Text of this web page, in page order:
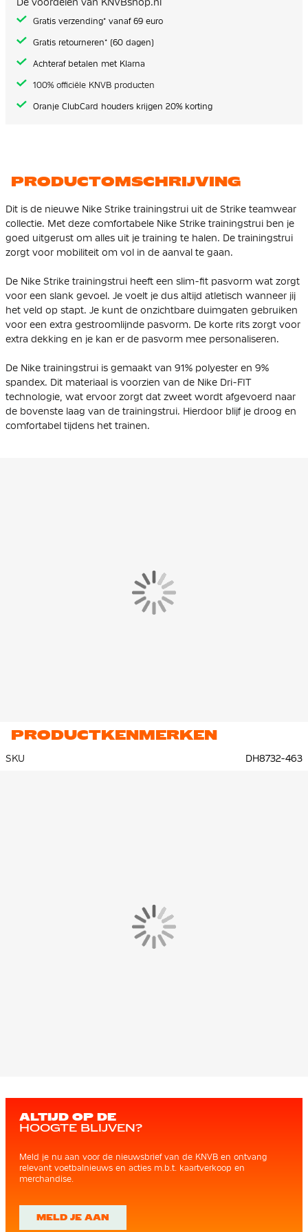
gallerij
Gratis verzending* vanaf 69 euro
Gratis retourneren* (60 dagen)
Achteraf betalen met Klarna
100% officiële KNVB producten
Oranje ClubCard houders krijgen 20% korting
PRODUCTOMSCHRIJVING
Dit is de nieuwe Nike Strike trainingstrui uit de Strike teamwear
collectie. Met deze comfortabele Nike Strike trainingstrui ben je
goed uitgerust om alles uit je training te halen. De trainingstrui
zorgt voor mobiliteit om vol in de aanval te gaan.
De Nike Strike trainingstrui heeft een slim-fit pasvorm wat zorgt
voor een slank gevoel. Je voelt je dus altijd atletisch wanneer jij
het veld op stapt. Je kunt de onzichtbare duimgaten gebruiken
voor een extra gestroomlijnde pasvorm. De korte rits zorgt voor
extra dekking en je kan er de pasvorm mee personaliseren.
De Nike trainingstrui is gemaakt van 91% polyester en 9%
spandex. Dit materiaal is voorzien van de Nike Dri-FIT
technologie, wat ervoor zorgt dat zweet wordt afgevoerd naar
de bovenste laag van de trainingstrui. Hierdoor blijf je droog en
comfortabel tijdens het trainen.
PRODUCTKENMERKEN
SKU DH8732-463
ALTIJD OP DE
HOOGTE BLIJVEN?
Meld je nu aan voor de nieuwsbrief van de KNVB en ontvang
relevant voetbalnieuws en acties m.b.t. kaartverkoop en
merchandise.
MELD JE AAN